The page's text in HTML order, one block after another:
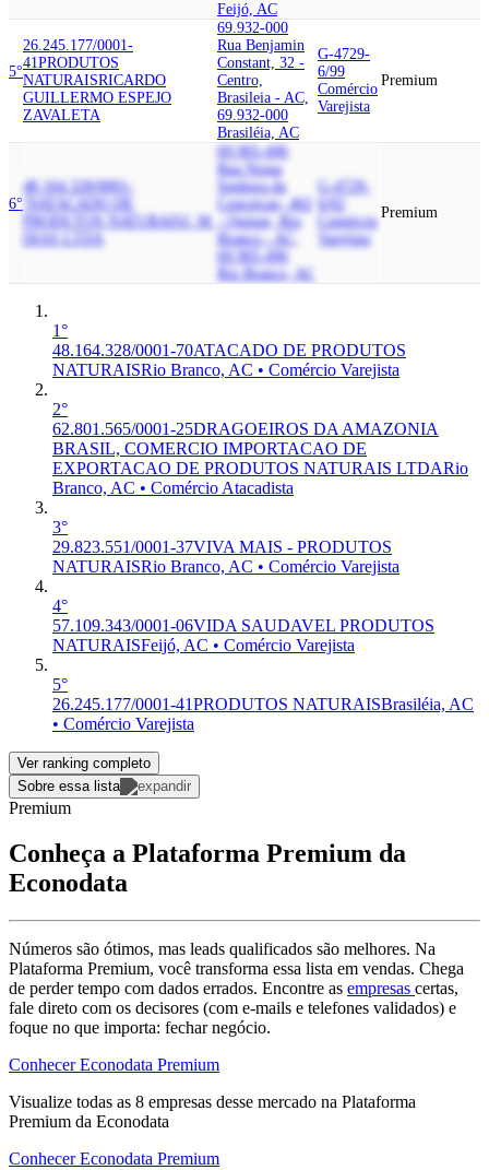
Feijó, AC
5°
26.245.177/0001-
41PRODUTOS
NATURAISRICARDO
GUILLERMO ESPEJO
ZAVALETA
69.932-000
Rua Benjamin
Constant, 32 -
Centro,
Brasileia - AC,
69.932-000
Brasiléia, AC
G-4729-
6/99
Comércio
Varejista
Premium
6°
48.164.328/0001-
70ATACADO DE
PRODUTOS NATURAISJ. M.
DIAS LTDA
69.905-496
Rua Nossa
Senhora da
Conceicao, 402
- Quinze, Rio
Branco - AC,
69.905-496
Rio Branco, AC
G-4729-
6/02
Comércio
Varejista
Premium
1°
48.164.328/0001-70ATACADO DE PRODUTOS
NATURAISRio Branco, AC • Comércio Varejista
2°
62.801.565/0001-25DRAGOEIROS DA AMAZONIA
BRASIL, COMERCIO IMPORTACAO DE
EXPORTACAO DE PRODUTOS NATURAIS LTDARio
Branco, AC • Comércio Atacadista
3°
29.823.551/0001-37VIVA MAIS - PRODUTOS
NATURAISRio Branco, AC • Comércio Varejista
4°
57.109.343/0001-06VIDA SAUDAVEL PRODUTOS
NATURAISFeijó, AC • Comércio Varejista
5°
26.245.177/0001-41PRODUTOS NATURAISBrasiléia, AC
• Comércio Varejista
Ver ranking completo
Sobre essa lista
Premium
Conheça a Plataforma Premium da
Econodata
Números são ótimos, mas leads qualificados são melhores. Na
Plataforma Premium, você transforma essa lista em vendas. Chega
de perder tempo com dados errados. Encontre as empresas certas,
fale direto com os decisores (com e-mails e telefones validados) e
foque no que importa: fechar negócio.
Conhecer Econodata Premium
Visualize todas as 8 empresas desse mercado na Plataforma
Premium da Econodata
Conhecer Econodata Premium